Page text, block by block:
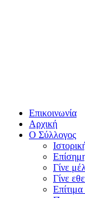
Επικοινωνία
Αρχική
Ο Σύλλογος
Γίνε
Γίνε